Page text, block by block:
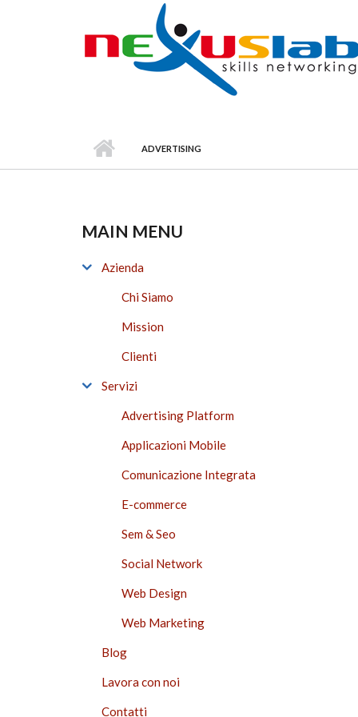
ADVERTISING
MAIN MENU
Azienda
Chi Siamo
Mission
Clienti
Servizi
Advertising Platform
Applicazioni Mobile
Comunicazione Integrata
E-commerce
Sem & Seo
Social Network
Web Design
Web Marketing
Blog
Lavora con noi
Contatti